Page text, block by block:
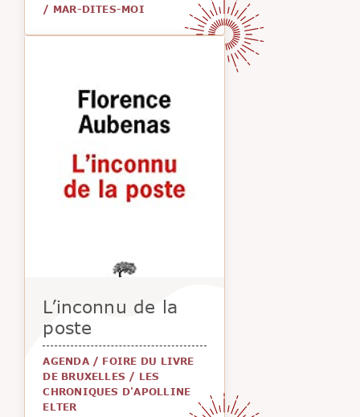
/ MAR-DITES-MOI
L’inconnu de la
poste
AGENDA/ FOIRE DU LIVRE
DE BRUXELLES / LES
CHRONIQUES D'APOLLINE
ELTER